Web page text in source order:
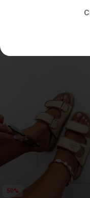
50%